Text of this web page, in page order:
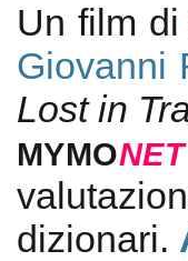
Un film di
Giovanni
Lost in
MYMONET
dizionari.